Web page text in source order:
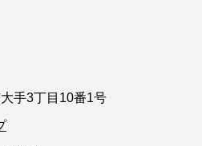
手3丁目10番1号